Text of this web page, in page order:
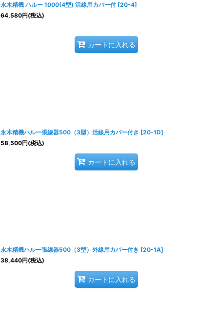
永木精機 ハルー 1000(4型) 活線用カバー付 [20-4]
64,580円(税込)
カートに入れる
永木精機ハルー張線器500（3型）活線用カバー付き [20-1D]
58,500円(税込)
カートに入れる
永木精機ハルー張線器500（3型）外線用カバー付き [20-1A]
38,440円(税込)
カートに入れる